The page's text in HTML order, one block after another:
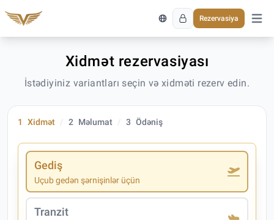
Rezervasiya
Əsas
Xidmət rezervasiyası
İstədiyiniz variantları seçin və xidməti rezerv edin.
1 Xidmət 2 Məlumat 3 Ödəniş
Gediş
Uçub gedən şərnişinlər üçün
Tranzit